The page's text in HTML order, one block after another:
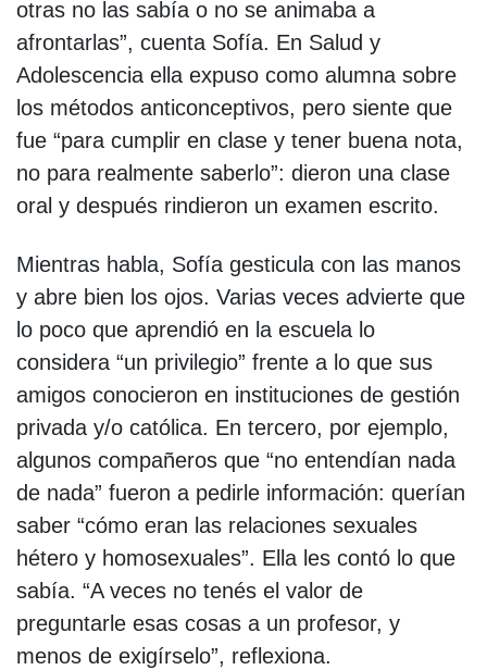
otras no las sabía o no se animaba a
afrontarlas”, cuenta Sofía. En Salud y
Adolescencia ella expuso como alumna sobre
los métodos anticonceptivos, pero siente que
fue “para cumplir en clase y tener buena nota,
no para realmente saberlo”: dieron una clase
oral y después rindieron un examen escrito.
Mientras habla, Sofía gesticula con las manos
y abre bien los ojos. Varias veces advierte que
lo poco que aprendió en la escuela lo
considera “un privilegio” frente a lo que sus
amigos conocieron en instituciones de gestión
privada y/o católica. En tercero, por ejemplo,
algunos compañeros que “no entendían nada
de nada” fueron a pedirle información: querían
saber “cómo eran las relaciones sexuales
hétero y homosexuales”. Ella les contó lo que
sabía. “A veces no tenés el valor de
preguntarle esas cosas a un profesor, y
menos de exigírselo”, reflexiona.